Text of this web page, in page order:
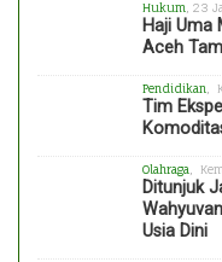
Hukum , 23
Haji Uma
Aceh
Pendidikan ,
Tim
Olahraga ,
Ditunjuk
Usia Dini